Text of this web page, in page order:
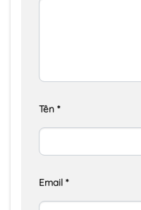
Tên *
Email *